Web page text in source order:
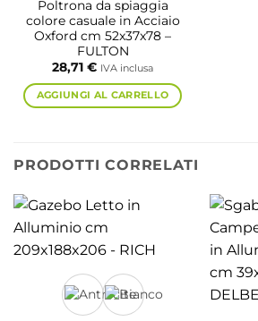
Poltrona da spiaggia
colore casuale in Acciaio
Oxford cm 52x37x78 –
FULTON
28,71 € IVA inclusa
AGGIUNGI AL CARRELLO
PRODOTTI CORRELATI